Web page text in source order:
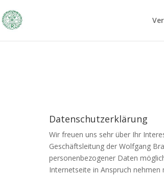
Datenschutzerklärung
Wir freuen uns sehr über Ihr
Geschäftsleitung der Wolfgang
personenbezogener Daten
Internetseite in Anspruch